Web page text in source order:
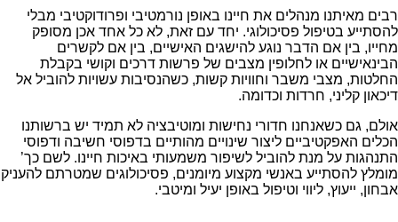
רבים מאיתנו מנהלים את חיינו באופן נורמטיבי ופרודוקטיבי מבלי
להסתייע בטיפול פסיכולוגי. יחד עם זאת, לא כל אחד אכן מסופק
מחייו, בין אם הדבר נוגע להישגים האישיים, בין אם לקשרים
הבינאישיים או לחלופין מצבים של פרשות דרכים וקושי בקבלת
החלטות, מצבי משבר וחוויות קשות, כשהנסיבות עשויות להוביל אל
דיכאון קליני, חרדות וכדומה.
אולם, גם כשאנחנו חדורי נחישות ומוטיבציה לא תמיד יש ברשותנו
הכלים האפקטיביים ליצור שינויים מהותיים בדפוסי חשיבה ודפוסי
התנהגות על מנת להוביל לשיפור משמעותי באיכות חיינו. לשם כך’
מומלץ להסתייע באנשי מקצוע מיומנים, פסיכולוגים שמטרתם להעניק
אבחון, ייעוץ, ליווי וטיפול באופן יעיל ומיטבי.